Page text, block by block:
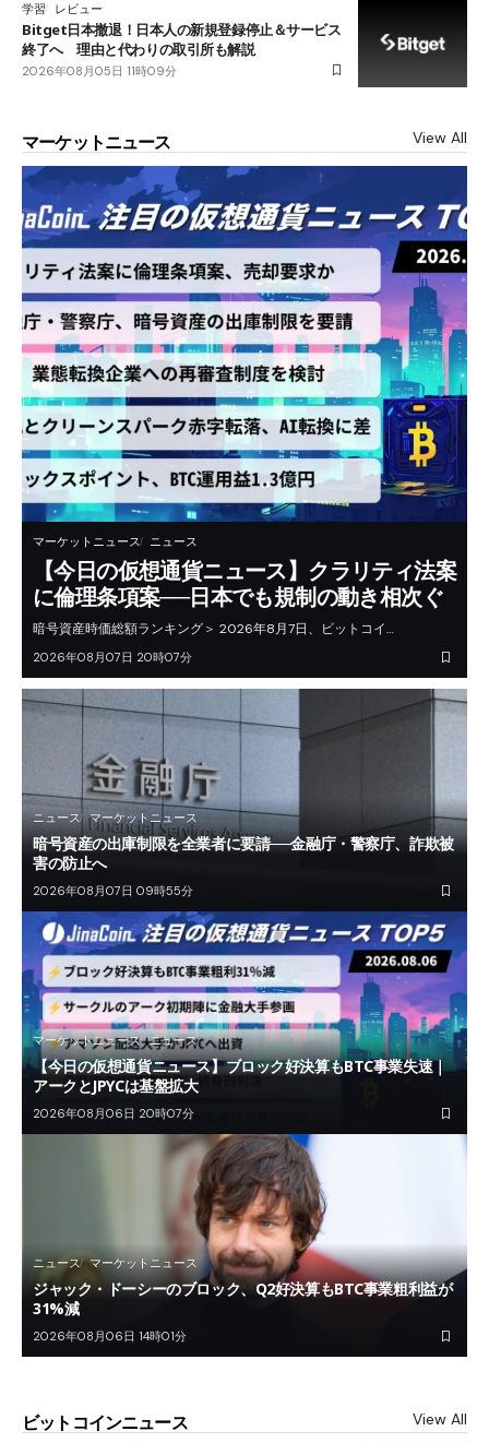
学習 レビュー
Bitget日本撤退！日本人の新規登録停止＆サービス
終了へ 理由と代わりの取引所も解説
2026年08月05日 11時09分
マーケットニュース View All
マーケットニュース ニュース
【今日の仮想通貨ニュース】クラリティ法案
に倫理条項案──日本でも規制の動き相次ぐ
暗号資産時価総額ランキング＞ 2026年8月7日、ビットコイ…
2026年08月07日 20時07分
ニュース マーケットニュース
暗号資産の出庫制限を全業者に要請──金融庁・警察庁、詐欺被
害の防止へ
2026年08月07日 09時55分
マーケットニュース ニュース
【今日の仮想通貨ニュース】ブロック好決算もBTC事業失速｜
アークとJPYCは基盤拡大
2026年08月06日 20時07分
ニュース マーケットニュース
ジャック・ドーシーのブロック、Q2好決算もBTC事業粗利益が
31%減
2026年08月06日 14時01分
ビットコインニュース View All